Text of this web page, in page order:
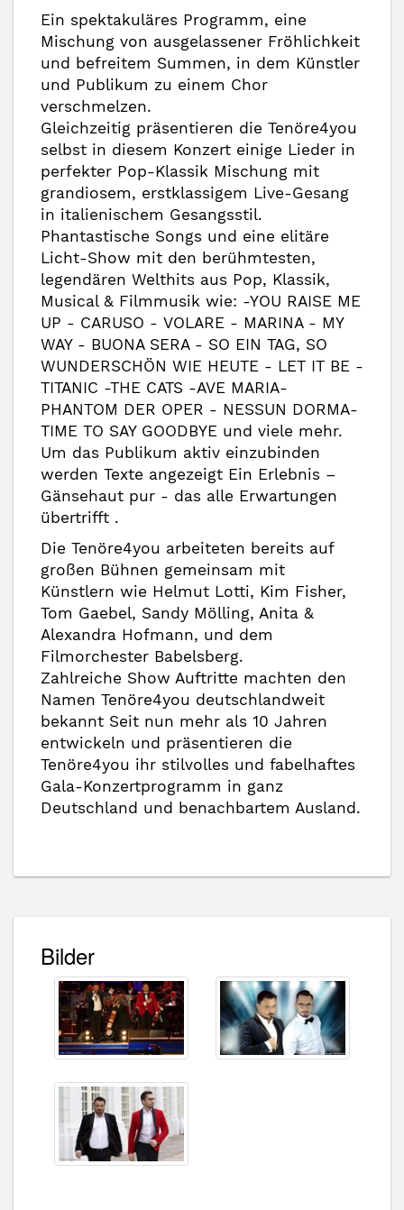
Ein spektakuläres Programm, eine
Mischung von ausgelassener Fröhlichkeit
und befreitem Summen, in dem Künstler
und Publikum zu einem Chor
verschmelzen.
Gleichzeitig präsentieren die Tenöre4you
selbst in diesem Konzert einige Lieder in
perfekter Pop-Klassik Mischung mit
grandiosem, erstklassigem Live-Gesang
in italienischem Gesangsstil.
Phantastische Songs und eine elitäre
Licht-Show mit den berühmtesten,
legendären Welthits aus Pop, Klassik,
Musical & Filmmusik wie: -YOU RAISE ME
UP - CARUSO - VOLARE - MARINA - MY
WAY - BUONA SERA - SO EIN TAG, SO
WUNDERSCHÖN WIE HEUTE - LET IT BE -
TITANIC -THE CATS -AVE MARIA-
PHANTOM DER OPER - NESSUN DORMA-
TIME TO SAY GOODBYE und viele mehr.
Um das Publikum aktiv einzubinden
werden Texte angezeigt Ein Erlebnis –
Gänsehaut pur - das alle Erwartungen
übertrifft .
Die Tenöre4you arbeiteten bereits auf
großen Bühnen gemeinsam mit
Künstlern wie Helmut Lotti, Kim Fisher,
Tom Gaebel, Sandy Mölling, Anita &
Alexandra Hofmann, und dem
Filmorchester Babelsberg.
Zahlreiche Show Auftritte machten den
Namen Tenöre4you deutschlandweit
bekannt Seit nun mehr als 10 Jahren
entwickeln und präsentieren die
Tenöre4you ihr stilvolles und fabelhaftes
Gala-Konzertprogramm in ganz
Deutschland und benachbartem Ausland.
Bilder